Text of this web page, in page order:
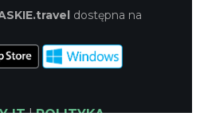
dostępna na
IT|POLITYKA